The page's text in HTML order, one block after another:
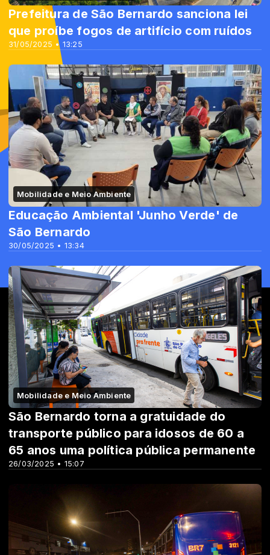
31/05/2025 • 13:25
Prefeitura de São Bernardo sanciona lei
que proíbe fogos de artifício com ruídos
Mobilidade e Meio Ambiente
30/05/2025 • 13:34
Educação Ambiental 'Junho Verde' de
São Bernardo
Mobilidade e Meio Ambiente
26/03/2025 • 15:07
São Bernardo torna a gratuidade do
transporte público para idosos de 60 a
65 anos uma política pública permanente